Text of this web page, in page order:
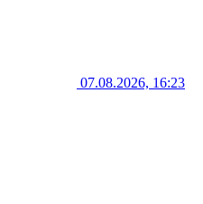
07.08.2026, 16:23